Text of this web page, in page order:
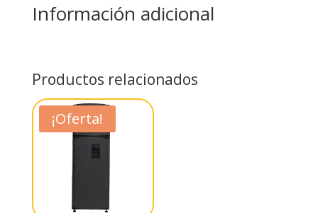
Información adicional
Productos relacionados
¡Oferta!